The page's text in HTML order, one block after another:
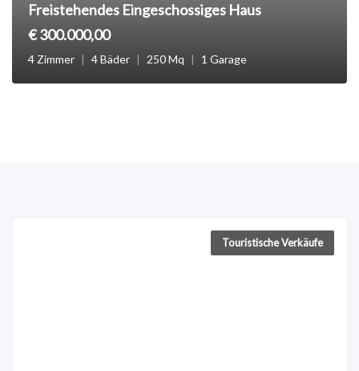
Freistehendes Eingeschossiges Haus
€ 300.000,00
4 Zimmer | 4 Bäder | 250 Mq | 1 Garage
Touristische Verkäufe